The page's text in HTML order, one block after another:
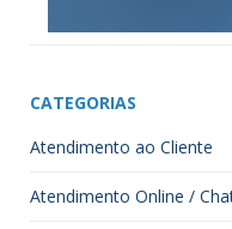
CATEGORIAS
Atendimento ao Cliente
Atendimento Online /